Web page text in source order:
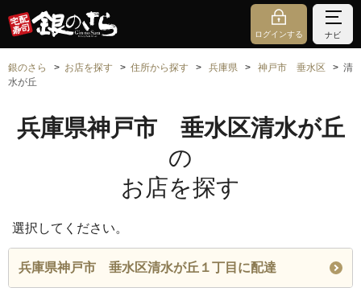
ログインする ナビ
銀のさら お店を探す 住所から探す 兵庫県 神戸市 垂水区
清
水が丘
兵庫県神戸市 垂水区清水が丘
の
お店を探す
選択してください。
兵庫県神戸市 垂水区清水が丘１丁目に配達